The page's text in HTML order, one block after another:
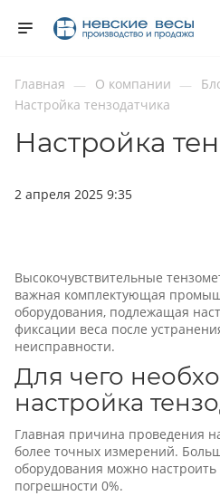
Главная — О компании —
Настройка тензодатчика
Настройка
2 апреля 2025 9:35
Высокочувствительные
важная комплектующая
оборудования, подлежащая
фиксации веса после
неисправности.
Для чего
настройка
Главная причина проведения
более точных измерений.
оборудования можно настроить
погрешности 0%.